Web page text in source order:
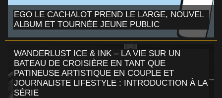
EGO LE CACHALOT PREND LE LARGE, NOUVEL
ALBUM ET TOURNÉE JEUNE PUBLIC
WANDERLUST ICE & INK – LA VIE SUR UN
BATEAU DE CROISIÈRE EN TANT QUE
PATINEUSE ARTISTIQUE EN COUPLE ET
JOURNALISTE LIFESTYLE : INTRODUCTION À LA
SÉRIE